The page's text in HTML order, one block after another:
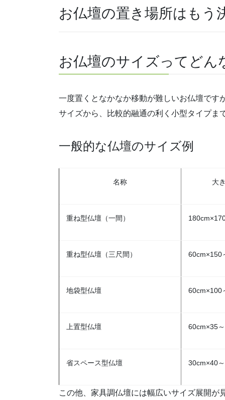
お仏壇の置き場所はもう
お仏壇のサイズってどん
一度置くとなかなか移動が難しいお仏壇です
サイズから、比較的融通の利く小型タイプま
一般的な仏壇のサイズ例
名称 大
重ね型仏壇（一間）
重ね型仏壇（三尺間） 60cm×150
地袋型仏壇 60cm×100
上置型仏壇 60cm×35
省スペース型仏壇 30cm×40
この他、家具調仏壇には幅広いサイズ展開